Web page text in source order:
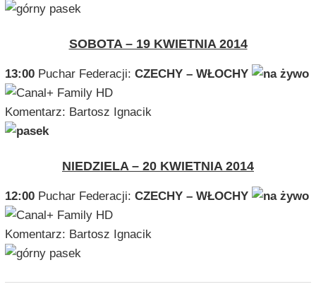
SOBOTA – 19 KWIETNIA 2014
13:00Puchar Federacji: CZECHY – WŁOCHY
Komentarz: Bartosz Ignacik
NIEDZIELA – 20 KWIETNIA 2014
12:00Puchar Federacji: CZECHY – WŁOCHY
Komentarz: Bartosz Ignacik